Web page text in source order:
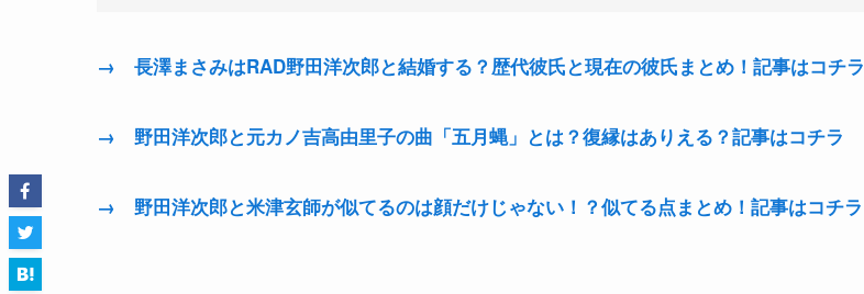
→ 長澤まさみはRAD野田洋次郎と結婚する？歴代彼氏と現在の彼氏まとめ！記事はコチラ
→ 野田洋次郎と元カノ吉高由里子の曲「五月蝿」とは？復縁はありえる？記事はコチラ
→ 野田洋次郎と米津玄師が似てるのは顔だけじゃない！？似てる点まとめ！記事はコチラ